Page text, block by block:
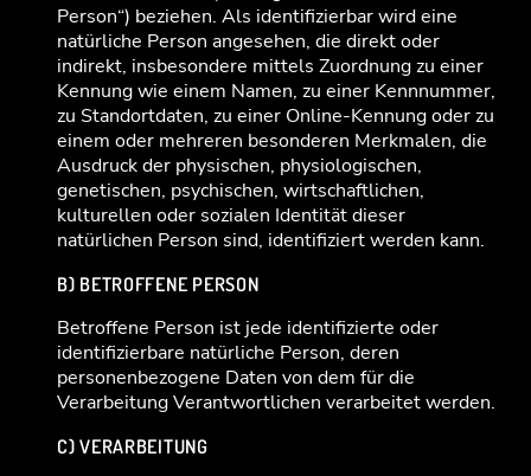
Person“) beziehen. Als identifizierbar wird eine
natürliche Person angesehen, die direkt oder
indirekt, insbesondere mittels Zuordnung zu einer
Kennung wie einem Namen, zu einer Kennnummer,
zu Standortdaten, zu einer Online-Kennung oder zu
einem oder mehreren besonderen Merkmalen, die
Ausdruck der physischen, physiologischen,
genetischen, psychischen, wirtschaftlichen,
kulturellen oder sozialen Identität dieser
natürlichen Person sind, identifiziert werden kann.
B) BETROFFENE PERSON
Betroffene Person ist jede identifizierte oder
identifizierbare natürliche Person, deren
personenbezogene Daten von dem für die
Verarbeitung Verantwortlichen verarbeitet werden.
C) VERARBEITUNG